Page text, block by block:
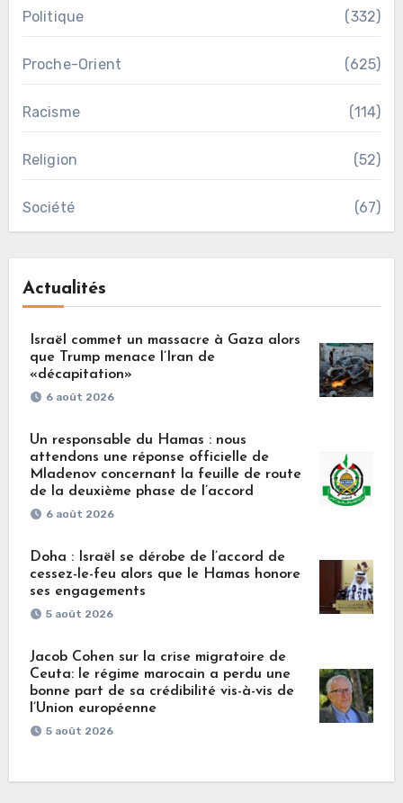
Politique (332)
Proche-Orient (625)
Racisme (114)
Religion (52)
Société (67)
Actualités
Israël commet un massacre à Gaza alors
que Trump menace l’Iran de
«décapitation»
6 août 2026
Un responsable du Hamas : nous
attendons une réponse officielle de
Mladenov concernant la feuille de route
de la deuxième phase de l’accord
6 août 2026
Doha : Israël se dérobe de l’accord de
cessez-le-feu alors que le Hamas honore
ses engagements
5 août 2026
Jacob Cohen sur la crise migratoire de
Ceuta: le régime marocain a perdu une
bonne part de sa crédibilité vis-à-vis de
l’Union européenne
5 août 2026